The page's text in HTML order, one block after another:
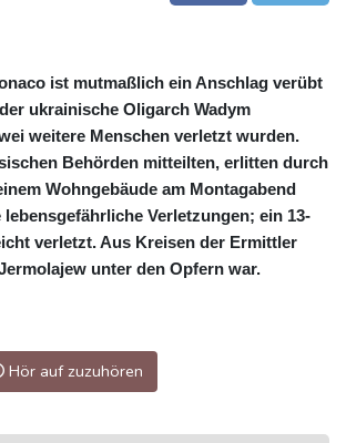
ist mutmaßlich ein Anschlag verübt
ukrainische Oligarch Wadym
weitere Menschen verletzt wurden.
Behörden mitteilten, erlitten durch
Wohngebäude am Montagabend
Verletzungen; ein 13-
verletzt. Aus Kreisen der Ermittler
unter den Opfern war.
Hör auf zuzuhören